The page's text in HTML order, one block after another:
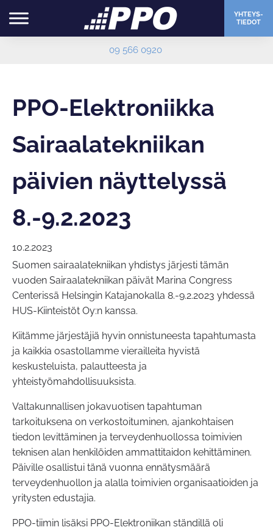
YHTEYS-
TIEDOT
09 566 0920
PPO-Elektroniikka
Sairaalatekniikan
päivien näyttelyssä
8.-9.2.2023
10.2.2023
Suomen sairaalatekniikan yhdistys järjesti tämän
vuoden Sairaalatekniikan päivät Marina Congress
Centerissä Helsingin Katajanokalla 8.-9.2.2023 yhdessä
HUS-Kiinteistöt Oy:n kanssa.
Kiitämme järjestäjiä hyvin onnistuneesta tapahtumasta
ja kaikkia osastollamme vierailleita hyvistä
keskusteluista, palautteesta ja
yhteistyömahdollisuuksista.
Valtakunnallisen jokavuotisen tapahtuman
tarkoituksena on verkostoituminen, ajankohtaisen
tiedon levittäminen ja terveydenhuollossa toimivien
teknisen alan henkilöiden ammattitaidon kehittäminen.
Päiville osallistui tänä vuonna ennätysmäärä
terveydenhuollon ja alalla toimivien organisaatioiden ja
yritysten edustajia.
PPO-tiimin lisäksi PPO-Elektroniikan ständillä oli